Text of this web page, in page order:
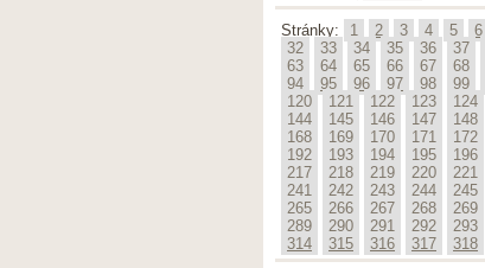
Stránky: 1 2 3 4 5 6
32
33 34 35 36 37
63
64 65 66 67 68
94
95 96 97 98 99
120
121 122 123 124
144
145 146 147 148
168
169 170 171 172
192
193 194 195 196
217
218 219 220 221
241
242 243 244 245
265
266 267 268 269
289
290 291 292 293
314
315 316 317 318